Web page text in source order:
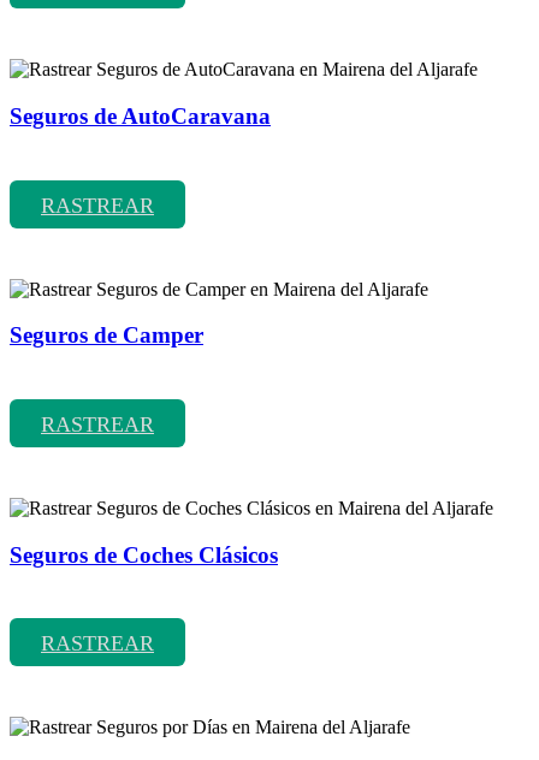
Seguros de AutoCaravana
RASTREAR
Seguros de Camper
RASTREAR
Seguros de Coches Clásicos
RASTREAR